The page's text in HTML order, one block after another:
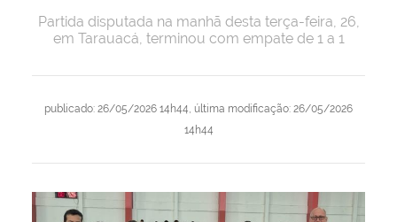
publicado: 26/05/2026 14h44, última modificação: 26/05/2026
14h44
Partida disputada na manhã desta terça-feira, 26,
em Tarauacá, terminou com empate de 1 a 1